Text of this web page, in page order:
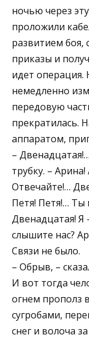
ночью через
проложили
развитием боя,
приказы и
идет операция.
немедленно
передовую
прекратилась.
аппаратом,
–
трубку. –
Отвечайте!…
Петя! Петя!…
Двенадцатая! Я
слышите нас?
Связи не было.
– Обрыв, –
И вот тогда
огнем прополз
сугробами,
снег и волоча